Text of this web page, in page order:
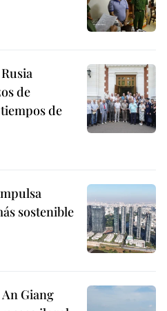
de
de
sostenible
Giang